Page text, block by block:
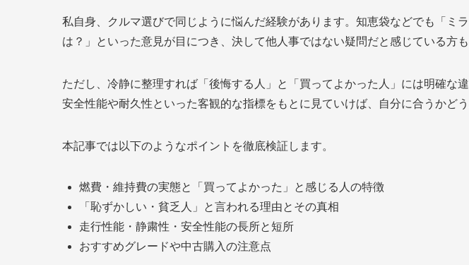
私自身、クルマ選びで同じように悩んだ経験があります。知恵袋などでも「ミ
は？」といった意見が目につき、決して他人事ではない疑問だと感じている方も
ただし、冷静に整理すれば「後悔する人」と「買ってよかった人」には明確な
安全性能や耐久性といった客観的な指標をもとに見ていけば、自分に合うかどう
本記事では以下のようなポイントを徹底検証します。
燃費・維持費の実態と「買ってよかった」と感じる人の特徴
「恥ずかしい・貧乏人」と言われる理由とその真相
走行性能・静粛性・安全性能の長所と短所
おすすめグレードや中古購入の注意点